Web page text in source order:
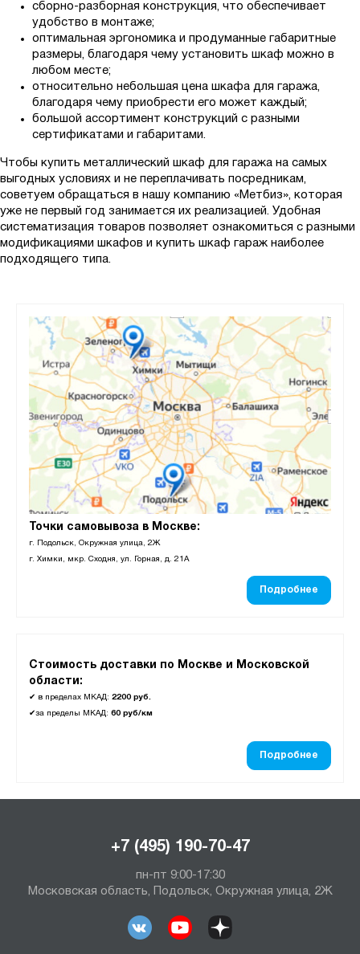
Точки самовывоза в Москве:
г. Подольск, Окружная улица, 2Ж
г. Химки, мкр. Сходня, ул. Горная, д. 21А
Подробнее
Стоимость доставки по Москве и Московской
области:
✔ в пределах МКАД: 2200 руб.
✔за пределы МКАД: 60 руб/км
Подробнее
сборно-разборная конструкция, что обеспечивает
удобство в монтаже;
оптимальная эргономика и продуманные габаритные
размеры, благодаря чему установить шкаф можно в
любом месте;
относительно небольшая цена шкафа для гаража,
благодаря чему приобрести его может каждый;
большой ассортимент конструкций с разными
сертификатами и габаритами.
Чтобы купить металлический шкаф для гаража на самых
выгодных условиях и не переплачивать посредникам,
советуем обращаться в нашу компанию «Метбиз», которая
уже не первый год занимается их реализацией. Удобная
систематизация товаров позволяет ознакомиться с разными
модификациями шкафов и купить шкаф гараж наиболее
подходящего типа.
+7 (495) 190-70-47
пн-пт 9:00-17:30
Московская область, Подольск, Окружная улица, 2Ж